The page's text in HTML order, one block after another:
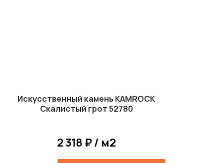
Искусственный камень KAMROCK
Скалистый грот 52780
2 318 ₽ / м2